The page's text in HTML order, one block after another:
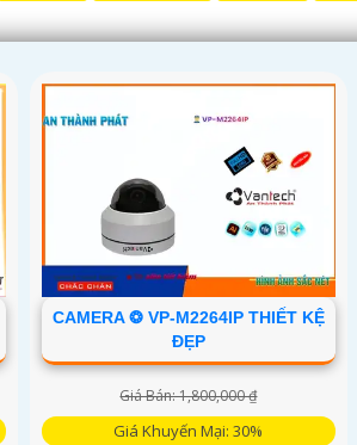
CAMERA ❂ VP-M2264IP THIẾT KỆ
ĐẸP
Giá Bán: 1,800,000 ₫
Giá Khuyến Mại: 30%